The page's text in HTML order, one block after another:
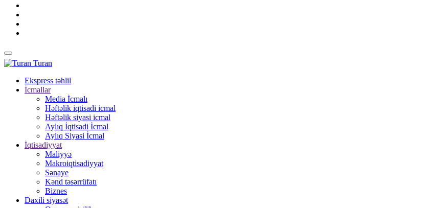
Turan
Ekspress təhlil
İcmallar
Media İcmalı
Həftəlik iqtisadi icmal
Həftəlik siyasi icmal
Aylıq İqtisadi İcmal
Aylıq Siyasi İcmal
İqtisadiyyat
Maliyyə
Makroiqtisadiyyat
Sənaye
Kənd təsərrüfatı
Biznes
Daxili siyasət